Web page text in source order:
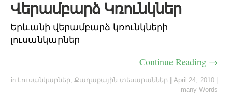
Վերամբարձ Կռունկներ
Երևանի վերամբարձ կռունկների
լուսանկարներ
Continue Reading →
in Լուսանկարներ, Քաղաքային տեսարաններ April 24, 2010
many Words